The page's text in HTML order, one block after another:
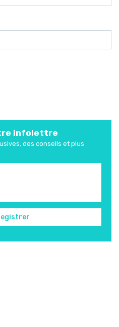
infolettre
des conseils et plus